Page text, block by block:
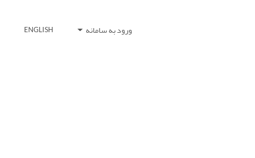
ورود به سامانه ENGLISH